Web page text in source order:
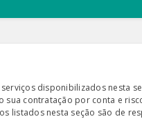
disponibilizados nesta
contratação por conta e
listados nesta seção são de